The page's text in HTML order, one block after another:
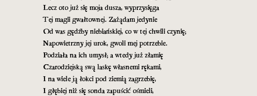
Lecz oto już się moja dusza, wyprzysięga
Tej magii gwałtownej. Zażądam jedynie
Od was gędźby niebiańskiej, co w tej chwili czynię;
Napowietrzny jej urok, gwoli mej potrzebie.
Podziała na ich umysł; a wtedy już złamię
Czarodziejską swą laskę własnemi rękami,
I na wiele ją łokci pod ziemią zagrzebię,
I głębiej niż się sonda zapuścić ośmieli,